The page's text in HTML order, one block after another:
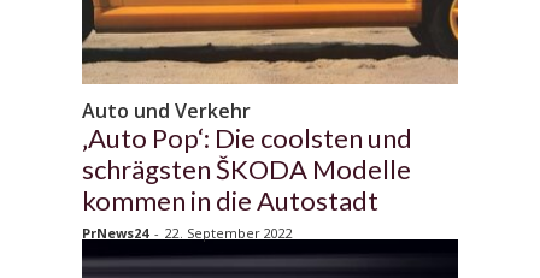
Auto und Verkehr
‚Auto Pop‘: Die coolsten und
schrägsten ŠKODA Modelle
kommen in die Autostadt
PrNews24 - 22. September 2022